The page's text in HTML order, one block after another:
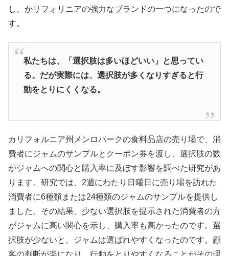
し、かリフォリニアの強力なブランドの一つになったので
す。
私たちは、「 選択肢は多いほどいい」と思ってい
る。だが実際には、 選択肢が多くなりすぎると行
動をとりにくくなる。
カリフォルニア州メンロパークの食料品店の売り場で、 消
費者にジャムのサンプルとクーポン券を渡し、 選択肢の数
がジャムへの関心と購入率に及ぼす影響を調べた研究があ
ります。研究では、 2週にわたり日曜日に売り場を訪れた
消費者に6種類または24種類のジャムのサンプルを提供し
ました。その結果、 少ない選択肢を提示された消費者の方
がジャムに高い関心を示し、購入率も高かったのです。選
択肢が少ないと、ジャムは選ばれやすくなったのです。顧
客の判断が楽になり、行動をとりやすくなることがその理